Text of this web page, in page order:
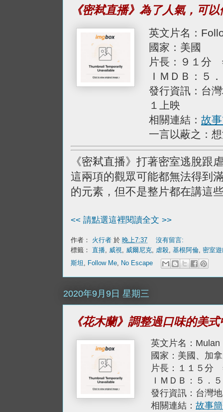
《密弒直播》為了人氣，可
英文片名：
國家：美國
片長：９１分
ＩＭＤＢ：５
發行資訊：台
１上映
相關連結： 故
一言以蔽之：
《密弒直播》打著密室逃脫跟
這兩項的觀眾可能都無法得到
的元素，但不是整片都在講這
<< 請點選這裡閱讀全文 >>
作者： 火行者 於 晚上7:37
沒有留言:
標籤： 直播, 威視, 威爾尼克, 虐殺, 基根阿倫, 密室
斯坦
Follow Me No Escape
2020年9月9日 星期三
《花木蘭》調整過口味的美
英文片名：Mulan
國家：美國、加
片長：１１５分
ＩＭＤＢ：５．
發行資訊：台灣
相關連結： 故事